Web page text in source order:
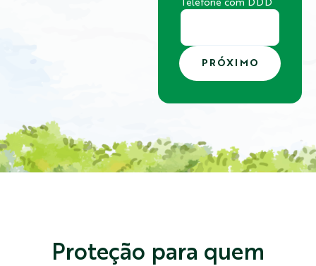
Telefone com DDD
PRÓXIMO
Proteção para quem